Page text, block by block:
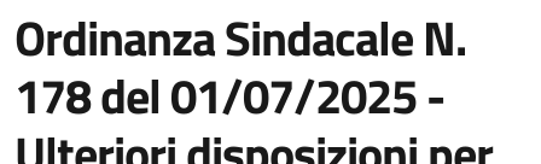
Ordinanza Sindacale N.
178 del 01/07/2025 -